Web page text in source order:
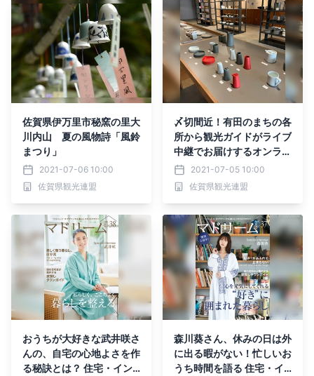
佐賀県伊万里市秘窯の里大
川内山 夏の風物詩「風鈴
まつり」
2021-07-06 10:00
佐賀県観光連盟
〆切間近！有田のまちの各
所から観光ガイドがライブ
中継でお届けするオンライ
ンツアーを開催します。
2021-07-05 10:00
佐賀県観光連盟
おうちが大好きな武井咲さ
んの、自宅の心地よさを作
る秘訣とは？ 住宅・イン
森川葵さん、休みの日は外
に出る暇がない！忙しいお
うち時間を語る 住宅・イ